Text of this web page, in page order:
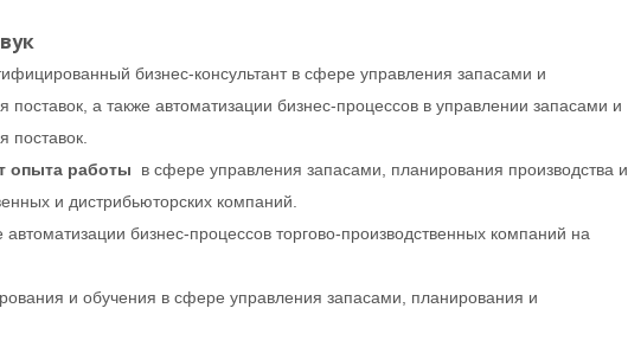
бизнес-консультант в сфере управления запасами и
поставок, а также автоматизации бизнес-процессов в управлении запасами и
поставок.
опыта работы в сфере управления запасами, планирования производства и
и дистрибьюторских компаний.
автоматизации бизнес-процессов торгово-производственных компаний на
и обучения в сфере управления запасами, планирования и